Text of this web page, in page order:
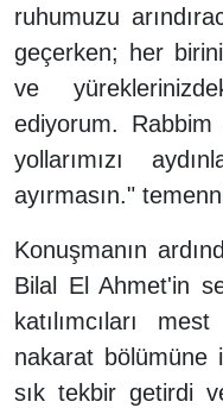
ruhumuzu
geçerken; her
ve
ediyorum. Rabbim
yollarımızı
ayırmasın."
Konuşmanın
Bilal El Ahmet'in
katılımcıları
nakarat bölümüne
sık tekbir getirdi